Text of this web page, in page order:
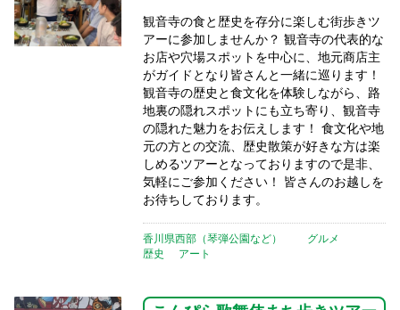
観音寺の食と歴史を存分に楽しむ街歩きツ
アーに参加しませんか？ 観音寺の代表的な
お店や穴場スポットを中心に、地元商店主
がガイドとなり皆さんと一緒に巡ります！
観音寺の歴史と食文化を体験しながら、路
地裏の隠れスポットにも立ち寄り、観音寺
の隠れた魅力をお伝えします！ 食文化や地
元の方との交流、歴史散策が好きな方は楽
しめるツアーとなっておりますので是非、
気軽にご参加ください！ 皆さんのお越しを
お待ちしております。
香川県西部（琴弾公園など）
グルメ
歴史
アート